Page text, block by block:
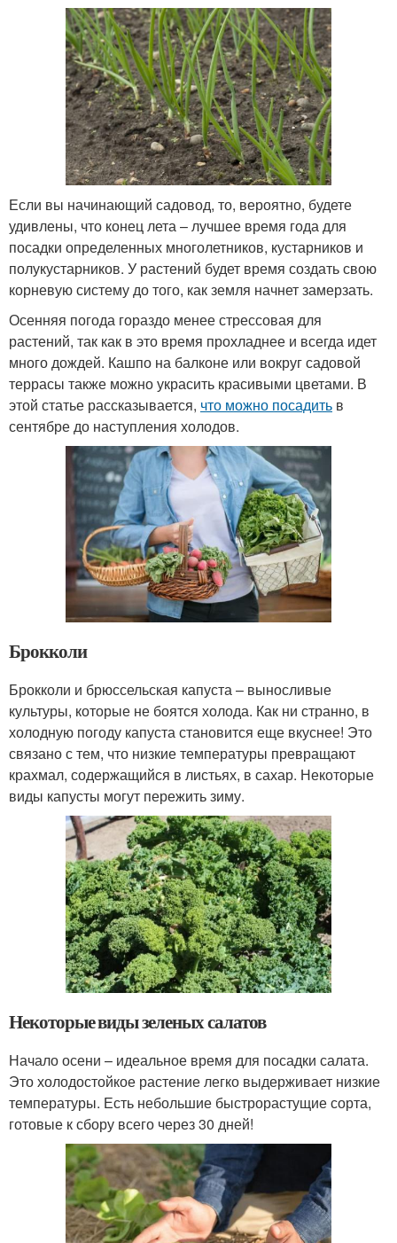
Если вы начинающий садовод, то, вероятно, будете
удивлены, что конец лета – лучшее время года для
посадки определенных многолетников, кустарников и
полукустарников. У растений будет время создать свою
корневую систему до того, как земля начнет замерзать.
Осенняя погода гораздо менее стрессовая для
растений, так как в это время прохладнее и всегда идет
много дождей. Кашпо на балконе или вокруг садовой
террасы также можно украсить красивыми цветами. В
этой статье рассказывается, что можно посадить в
сентябре до наступления холодов.
Брокколи
Брокколи и брюссельская капуста – выносливые
культуры, которые не боятся холода. Как ни странно, в
холодную погоду капуста становится еще вкуснее! Это
связано с тем, что низкие температуры превращают
крахмал, содержащийся в листьях, в сахар. Некоторые
виды капусты могут пережить зиму.
Некоторые виды зеленых салатов
Начало осени – идеальное время для посадки салата.
Это холодостойкое растение легко выдерживает низкие
температуры. Есть небольшие быстрорастущие сорта,
готовые к сбору всего через 30 дней!